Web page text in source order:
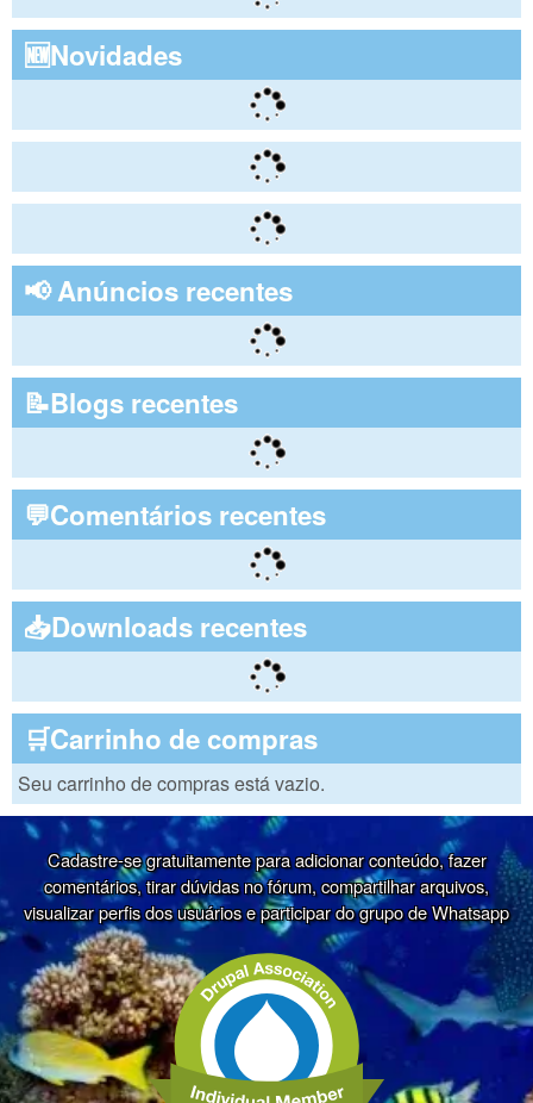
🆕Novidades
📢 Anúncios recentes
📝Blogs recentes
💬Comentários recentes
📥Downloads recentes
🛒Carrinho de compras
Seu carrinho de compras está vazio.
Cadastre-se gratuitamente para adicionar conteúdo, fazer
comentários, tirar dúvidas no fórum, compartilhar arquivos,
visualizar perfis dos usuários e participar do grupo de Whatsapp